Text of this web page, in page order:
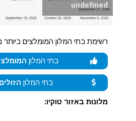
undefined
רשימת בתי המלון המומלצים ביותר
בתי המלון
בתי המלון הזולים
מלונות באזור טוקיו: